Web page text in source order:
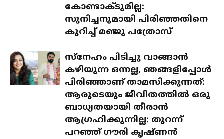
കോണ്ടാക്ടുമില്ല:
സുനിച്ചനുമായി പിരിഞ്ഞതിനെ
കുറിച്ച് മഞ്ജു പത്രോസ്
സ്‌നേഹം പിടിച്ചു വാങ്ങാൻ
കഴിയുന്ന ഒന്നല്ല, ഞങ്ങളിപ്പോൾ
പിരിഞ്ഞാണ് താമസിക്കുന്നത്:
ആരുടെയും ജീവിതത്തിൽ ഒരു
ബാധ്യതയായി തീരാൻ
ആഗ്രഹിക്കുന്നില്ല: തുറന്ന്
പറഞ്ഞ് ഗൗരി കൃഷ്ണൻ